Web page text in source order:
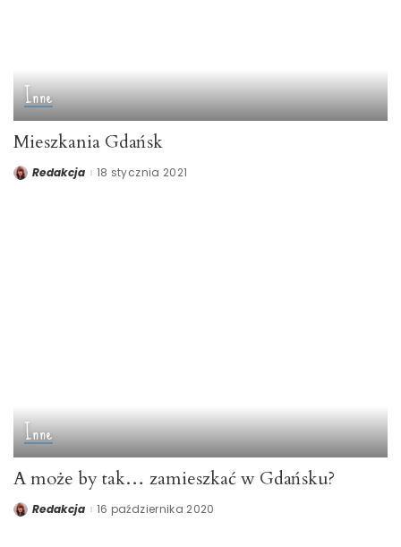
Inne
Mieszkania Gdańsk
PostedRedakcja 18 stycznia 2021
Inne
A może by tak… zamieszkać w Gdańsku?
PostedRedakcja 16 października 2020